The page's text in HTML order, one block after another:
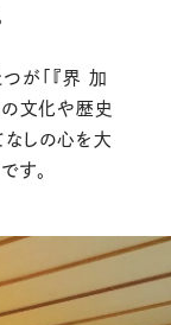
が「『界 加
の文化や歴史
なしの心を大
す。